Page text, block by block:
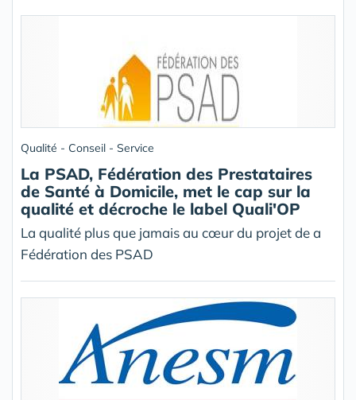
Qualité - Conseil - Service
La PSAD, Fédération des Prestataires
de Santé à Domicile, met le cap sur la
qualité et décroche le label Quali'OP
La qualité plus que jamais au cœur du projet de a
Fédération des PSAD